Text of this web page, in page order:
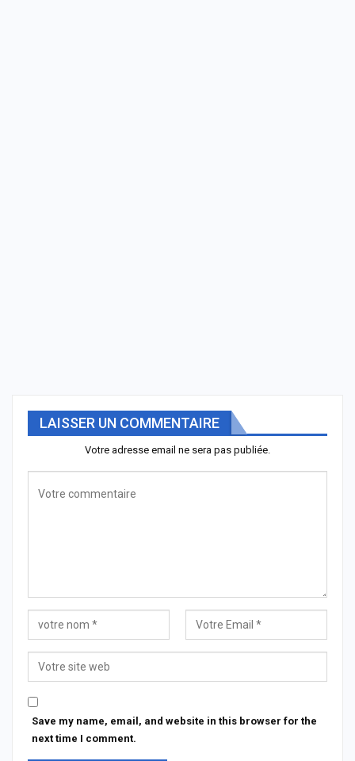
LAISSER UN COMMENTAIRE
Votre adresse email ne sera pas publiée.
Save my name, email, and website in this browser for the
next time I comment.